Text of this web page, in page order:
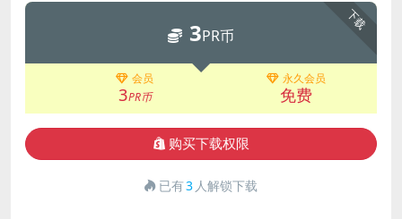
下载
3PR币
会员
3PR币
永久会员
免费
购买下载权限
已有3 人解锁下载